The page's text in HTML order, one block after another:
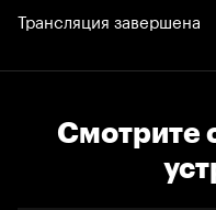
Трансляция завершена
Смотрите